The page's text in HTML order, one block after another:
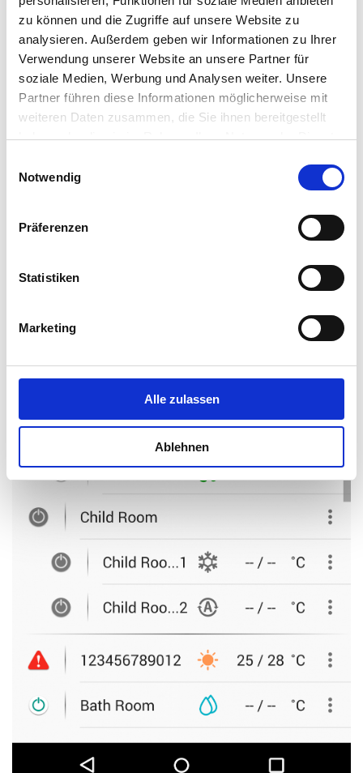
zu können und die Zugriffe auf unsere Website zu
analysieren. Außerdem geben wir Informationen zu Ihrer
Verwendung unserer Website an unsere Partner für
soziale Medien, Werbung und Analysen weiter. Unsere
Partner führen diese Informationen möglicherweise mit
weiteren Daten zusammen, die Sie ihnen bereitgestellt
haben oder die sie im Rahmen Ihrer Nutzung der Dienste
Vollständige Datenschutzerklärung anzeigen
Notwendig
Präferenzen
Statistiken
Marketing
Alle zulassen
Ablehnen